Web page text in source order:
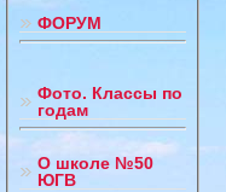
ФОРУМ
Фото. Классы по
годам
О школе №50
ЮГВ